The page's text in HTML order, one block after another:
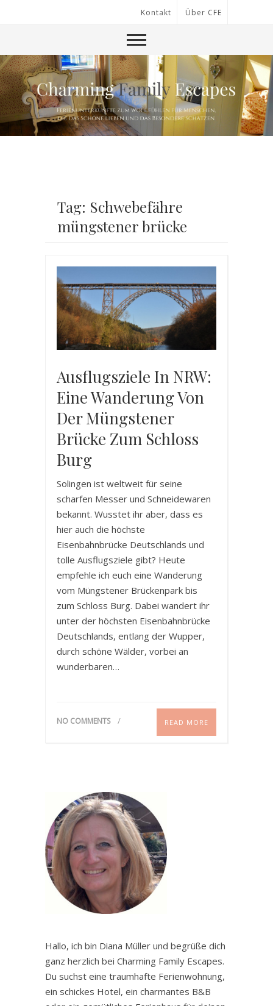
Kontakt Über CFE
Tag: Schwebefähre
müngstener brücke
Ausflugsziele In NRW:
Eine Wanderung Von
Der Müngstener
Brücke Zum Schloss
Burg
Solingen ist weltweit für seine
scharfen Messer und Schneidewaren
bekannt. Wusstet ihr aber, dass es
hier auch die höchste
Eisenbahnbrücke Deutschlands und
tolle Ausflugsziele gibt? Heute
empfehle ich euch eine Wanderung
vom Müngstener Brückenpark bis
zum Schloss Burg. Dabei wandert ihr
unter der höchsten Eisenbahnbrücke
Deutschlands, entlang der Wupper,
durch schöne Wälder, vorbei an
wunderbaren…
NO COMMENTS READ MORE
Hallo, ich bin Diana Müller und begrüße dich
ganz herzlich bei Charming Family Escapes.
Du suchst eine traumhafte Ferienwohnung,
ein schickes Hotel, ein charmantes B&B